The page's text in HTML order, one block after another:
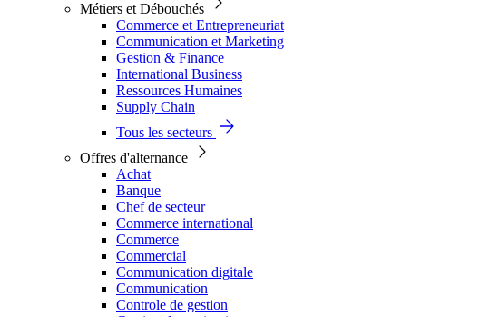
Métiers et Débouchés
Commerce et Entrepreneuriat
Communication et Marketing
Gestion & Finance
International Business
Ressources Humaines
Supply Chain
Tous les secteurs
Offres d'alternance
Achat
Banque
Chef de secteur
Commerce international
Commerce
Commercial
Communication digitale
Communication
Controle de gestion